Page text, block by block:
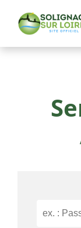
Vie Pratique
Culture &
Service